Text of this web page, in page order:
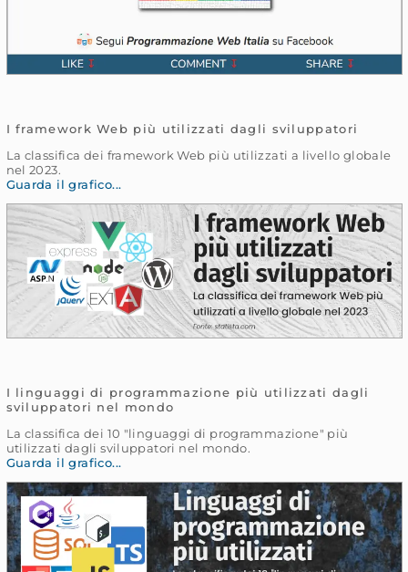
I framework Web più utilizzati dagli sviluppatori
La classifica dei framework Web più utilizzati a livello globale
nel 2023.
Guarda il grafico...
I linguaggi di programmazione più utilizzati dagli
sviluppatori nel mondo
La classifica dei 10 "linguaggi di programmazione" più
utilizzati dagli sviluppatori nel mondo.
Guarda il grafico...